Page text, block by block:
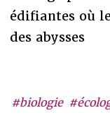
#biologie
édifiantes où
des abysses